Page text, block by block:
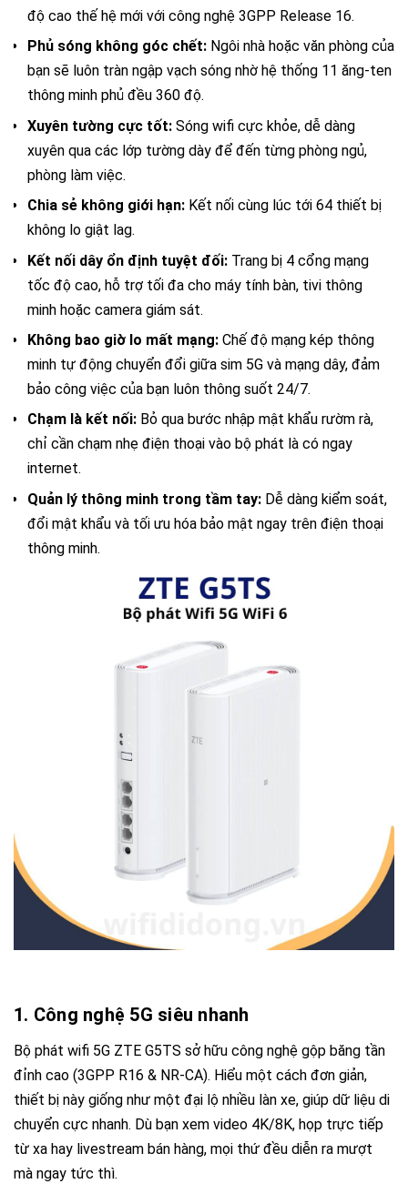
độ cao thế hệ mới với công nghệ 3GPP Release 16.
Phủ sóng không góc chết: Ngôi nhà hoặc văn phòng của
bạn sẽ luôn tràn ngập vạch sóng nhờ hệ thống 11 ăng-ten
thông minh phủ đều 360 độ.
Xuyên tường cực tốt: Sóng wifi cực khỏe, dễ dàng
xuyên qua các lớp tường dày để đến từng phòng ngủ,
phòng làm việc.
Chia sẻ không giới hạn: Kết nối cùng lúc tới 64 thiết bị
không lo giật lag.
Kết nối dây ổn định tuyệt đối: Trang bị 4 cổng mạng
tốc độ cao, hỗ trợ tối đa cho máy tính bàn, tivi thông
minh hoặc camera giám sát.
Không bao giờ lo mất mạng: Chế độ mạng kép thông
minh tự động chuyển đổi giữa sim 5G và mạng dây, đảm
bảo công việc của bạn luôn thông suốt 24/7.
Chạm là kết nối: Bỏ qua bước nhập mật khẩu rườm rà,
chỉ cần chạm nhẹ điện thoại vào bộ phát là có ngay
internet.
Quản lý thông minh trong tầm tay: Dễ dàng kiểm soát,
đổi mật khẩu và tối ưu hóa bảo mật ngay trên điện thoại
thông minh.
1. Công nghệ 5G siêu nhanh
Bộ phát wifi 5G ZTE G5TS sở hữu công nghệ gộp băng tần
đỉnh cao (3GPP R16 & NR-CA). Hiểu một cách đơn giản,
thiết bị này giống như một đại lộ nhiều làn xe, giúp dữ liệu di
chuyển cực nhanh. Dù bạn xem video 4K/8K, họp trực tiếp
từ xa hay livestream bán hàng, mọi thứ đều diễn ra mượt
mà ngay tức thì.